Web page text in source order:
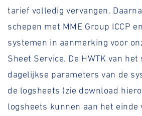
tarief volledig vervangen.
schepen met MME Group ICCP
systemen in aanmerking voor
Sheet Service. De HWTK van
dagelijkse parameters van de
de logsheets (zie download
logsheets kunnen aan het einde